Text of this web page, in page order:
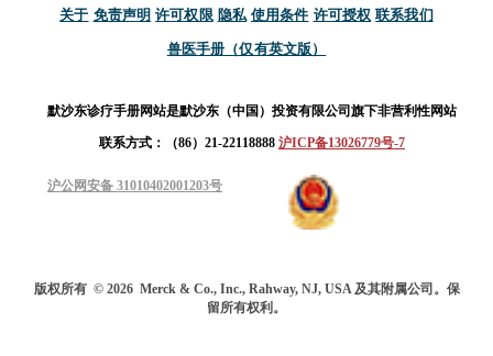
关于 免责声明 许可权限 隐私 使用条件 许可授权 联系我们
兽医手册（仅有英文版）
默沙东诊疗手册网站是默沙东（中国）投资有限公司旗下非营利性网站
联系方式：（86）21-22118888 沪ICP备13026779号-7
沪公网安备 31010402001203号
版权所有 © 2026 Merck & Co., Inc., Rahway, NJ, USA 及其附属公司。保
留所有权利。